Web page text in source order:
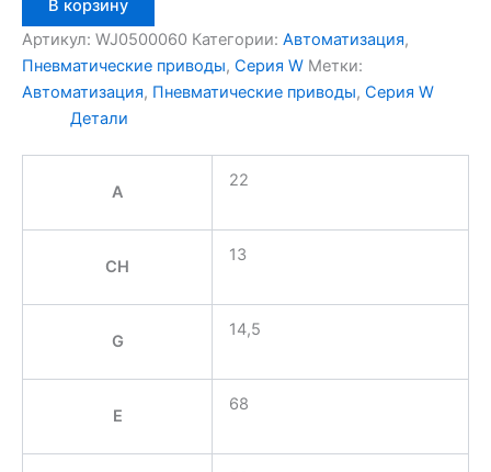
товара
Aignep
WJ0500060
В корзину
Артикул: WJ0500060 Категории: Автоматизация,
Пневматические приводы, Серия W Метки:
Автоматизация, Пневматические приводы, Серия W
Детали
A
22
CH
13
G
14,5
E
68